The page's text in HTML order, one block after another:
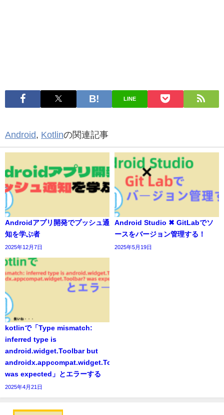
LINE
Android Kotlinの関連記事
Androidアプリ開発でプッシュ通
知を学ぶ者
2025年12月7日
Android Studio ✖ GitLabでソ
ースをバージョン管理する！
2025年5月19日
kotlinで「Type mismatch:
inferred type is
android.widget.Toolbar but
androidx.appcompat.widget.Toolbar?
was expected」とエラーする
2025年4月21日